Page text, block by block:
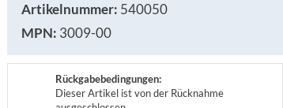
Artikelnummer: 540050
MPN: 3009-00
Rückgabebedingungen:
Dieser Artikel ist von der Rücknahme